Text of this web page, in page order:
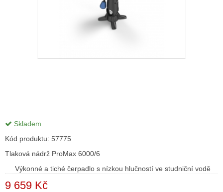
Skladem
Kód produktu: 57775
Tlaková nádrž ProMax 6000/6
Výkonné a tiché čerpadlo s nízkou hlučností ve studniční vodě
9 659 Kč